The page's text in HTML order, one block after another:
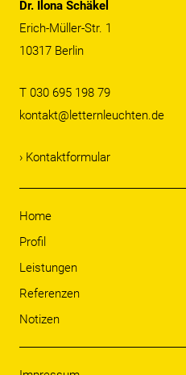
Dr. Ilona Schäkel
Erich-Müller-Str. 1
10317 Berlin
T 030 695 198 79
kontakt@letternleuchten.de
› Kontaktformular
Home
Profil
Leistungen
Referenzen
Notizen